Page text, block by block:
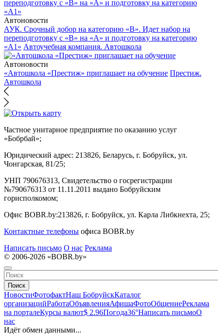
Автоновости
АУК. Срочный добор на категорию «В». Идет набор на
переподготовку с «В» на «А» и подготовку на категорию
«А1» Автоучебная компания. Автошкола
Автоновости
«Автошкола «Престиж» приглашает на обучение Престиж.
Автошкола
Частное унитарное предприятие по оказанию услуг
«Бобрбай»;
Юридический адрес: 213826, Беларусь, г. Бобруйск, ул.
Чонгарская, 81/25;
УНП 790676313, Свидетельство о госрегистрации
№790676313 от 11.11.2011 выдано Бобруйским
горисполкомом;
Офис BOBR.by:213826, г. Бобруйск, ул. Карла Либкнехта, 25;
Контактные телефоны офиса BOBR.by
Написать письмо О нас Реклама
© 2006-2026 «BOBR.by»
Поиск
НовостиФотофактНаш БобруйскКаталог
организацийРаботаОбъявленияАфишаФотоОбщениеРеклама
на порталеКурсы валют$ 2.96Погода36°Написать письмоО
нас
Идёт обмен данными...